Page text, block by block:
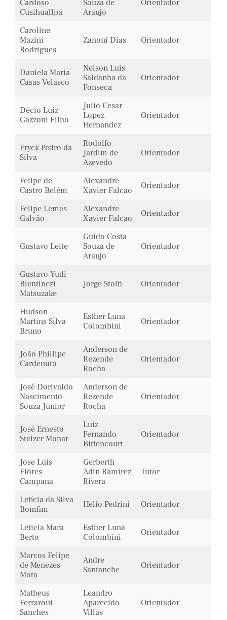
Cardoso
Cusihuallpa
Souza de
Araujo
Orientador
Caroline
Mazini
Rodrigues
Zanoni Dias Orientador
Daniela Maria
Casas Velasco
Nelson Luis
Saldanha da
Fonseca
Orientador
Décio Luiz
Gazzoni Filho
Julio Cesar
Lopez
Hernandez
Orientador
Eryck Pedro da
Silva
Rodolfo
Jardim de
Azevedo
Orientador
Felipe de
Castro Belém
Alexandre
Xavier Falcao
Orientador
Felipe Lemes
Galvão
Alexandre
Xavier Falcao
Orientador
Gustavo Leite
Guido Costa
Souza de
Araujo
Orientador
Gustavo Yudi
Bientinezi
Matsuzake
Jorge Stolfi Orientador
Hudson
Martins Silva
Bruno
Esther Luna
Colombini
Orientador
João Phillipe
Cardenuto
Anderson de
Rezende
Rocha
Orientador
José Dorivaldo
Nascimento
Souza Júnior
Anderson de
Rezende
Rocha
Orientador
José Ernesto
Stelzer Monar
Luiz
Fernando
Bittencourt
Orientador
Jose Luis
Flores
Campana
Gerberth
Adin Ramirez
Rivera
Tutor
Letícia da Silva
Bomfim
Helio Pedrini Orientador
Leticia Mara
Berto
Esther Luna
Colombini
Orientador
Marcos Felipe
de Menezes
Mota
Andre
Santanche
Orientador
Matheus
Ferraroni
Sanches
Leandro
Aparecido
Villas
Orientador